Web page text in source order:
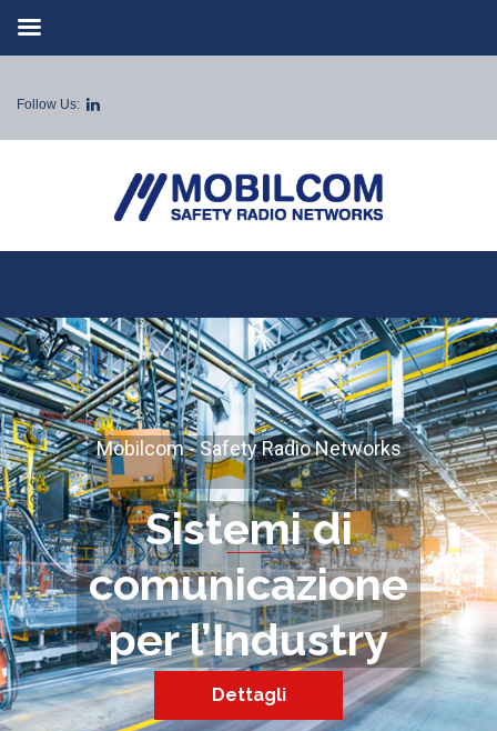
Follow Us:
Sistemi di
comunicazione
per l’Industry
Mobilcom - Safety Radio Networks
Dettagli